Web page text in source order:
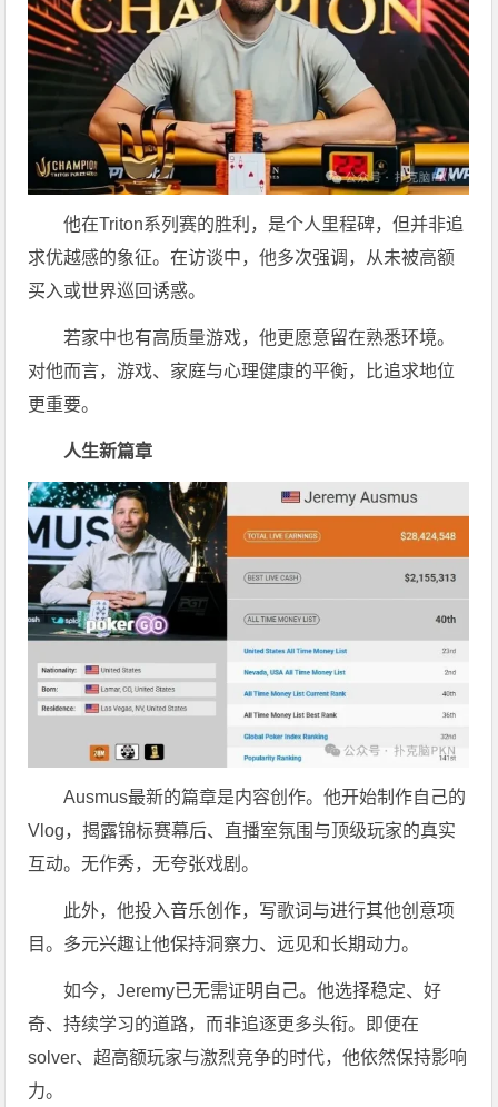
他在Triton系列赛的胜利，是个人里程碑，但并非追
求优越感的象征。在访谈中，他多次强调，从未被高额
买入或世界巡回诱惑。
若家中也有高质量游戏，他更愿意留在熟悉环境。
对他而言，游戏、家庭与心理健康的平衡，比追求地位
更重要。
人生新篇章
Ausmus最新的篇章是内容创作。他开始制作自己的
Vlog，揭露锦标赛幕后、直播室氛围与顶级玩家的真实
互动。无作秀，无夸张戏剧。
此外，他投入音乐创作，写歌词与进行其他创意项
目。多元兴趣让他保持洞察力、远见和长期动力。
如今，Jeremy已无需证明自己。他选择稳定、好
奇、持续学习的道路，而非追逐更多头衔。即便在
solver、超高额玩家与激烈竞争的时代，他依然保持影响
力。